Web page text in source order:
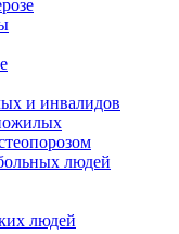
и инвалидов
людей
людей